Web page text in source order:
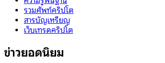
รวมศัพท์คริปโต
สารบัญเหรียญ
เว็บเทรดคริปโต
ข่าวยอดนิยม